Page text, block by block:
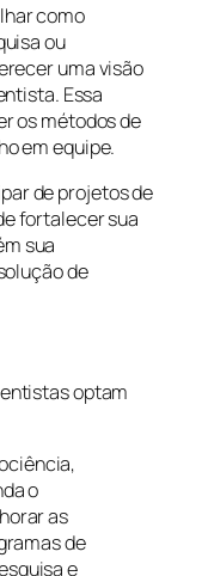
como
ou
uma visão
Essa
os métodos de
em equipe.
de projetos de
fortalecer sua
sua
de
optam
o
as
de
e